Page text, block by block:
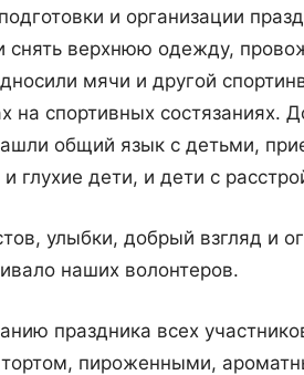
и организации
снять верхнюю одежду,
мячи и другой
на спортивных состязаниях.
общий язык с детьми,
глухие дети, и дети с
улыбки, добрый взгляд и
наших волонтеров.
праздника всех
пироженными,